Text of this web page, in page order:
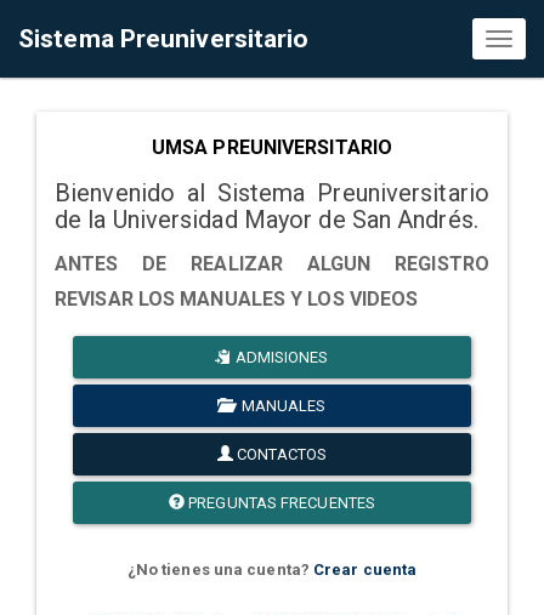
Sistema Preuniversitario
UMSA PREUNIVERSITARIO
Bienvenido al Sistema Preuniversitario
de la Universidad Mayor de San Andrés.
ANTES DE REALIZAR ALGUN REGISTRO
REVISAR LOS MANUALES Y LOS VIDEOS
ADMISIONES
MANUALES
CONTACTOS
PREGUNTAS FRECUENTES
¿No tienes una cuenta? Crear cuenta